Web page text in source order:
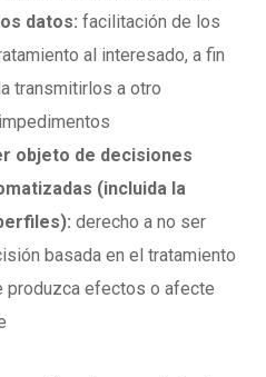
datos: facilitación de los
al interesado, a fin
transmitirlos a otro
objeto de decisiones
(incluida la
derecho a no ser
basada en el tratamiento
produzca efectos o afecte